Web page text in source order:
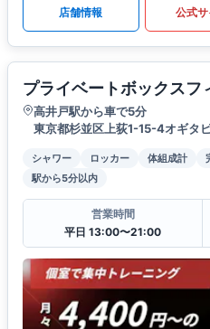
店舗情報 公式サ
プライベートボックスフ
高井戸駅から車で5分
東京都杉並区上荻1-15-4オギタ
シャワー ロッカー 体組成計
駅から5分以内
営業時間
平日 13:00〜21:00